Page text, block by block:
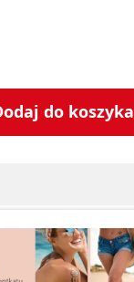
do koszyka